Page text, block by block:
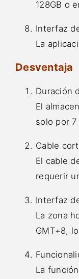
128GB o
Interfaz
La
Desventaja
Duración
El
solo por 7
Cable
El cable
requerir
Interfaz
La zona
GMT+8,
La